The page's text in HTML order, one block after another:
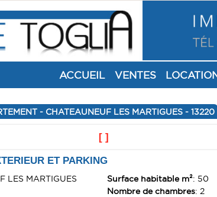
ACCUEIL VENTES
- CHATEAUNEUF LES MARTIGUES - 13220
[ ]
ET PARKING
LES MARTIGUES Surface habitable m²: 50
Nombre de chambres: 2